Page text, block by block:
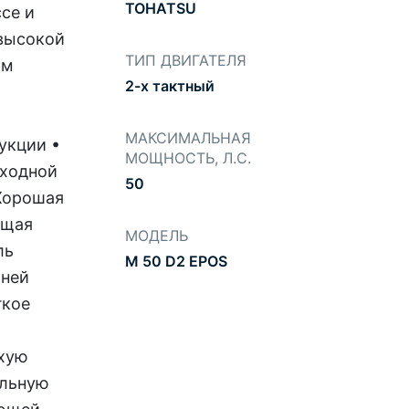
и
•
TOHATSU
ТИП ДВИГАТЕЛЯ
2-х тактный
МАКСИМАЛЬНАЯ
МОЩНОСТЬ, Л.С.
50
МОДЕЛЬ
M 50 D2 EPOS